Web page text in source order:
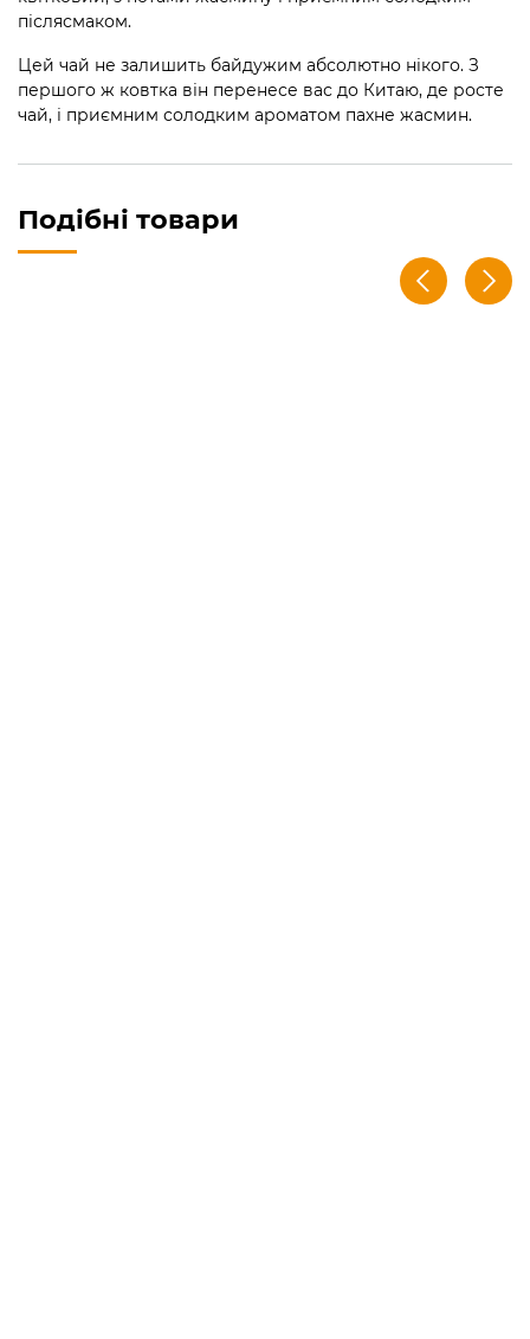
післясмаком.
Цей чай не залишить байдужим абсолютно нікого. З
першого ж ковтка він перенесе вас до Китаю, де росте
чай, і приємним солодким ароматом пахне жасмин.
Подібні товари